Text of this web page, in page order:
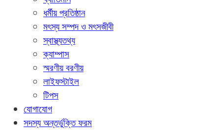
ধর্মীয় প্রতিষ্ঠান
মৎস্য সম্পদ ও মৎসজীবী
স্বাস্থ্যতথ্য
ক্যাম্পাস
স্মরণীয় বরণীয়
লাইফস্টাইল
টিপস
যোগাযোগ
সদস্য অন্তর্ভুক্তি ফরম